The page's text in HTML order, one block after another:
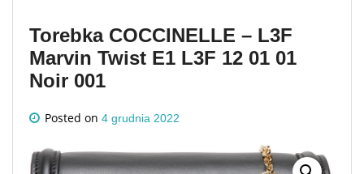
Torebka COCCINELLE – L3F
Marvin Twist E1 L3F 12 01 01
Noir 001
Posted on 4 grudnia 2022